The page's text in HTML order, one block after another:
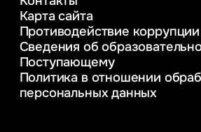
предприятия
Уголовное право
Информационные
Информационное и
обеспечение бизнес
Управление человеческими
Карта сайта
Противодействие коррупции
Сведения об
Поступающему
Политика в отношении
персональных данных